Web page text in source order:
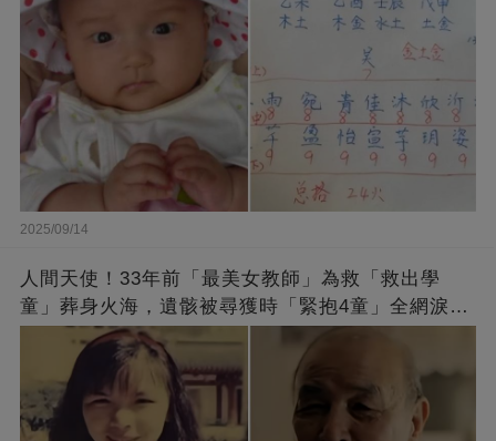
2025/09/14
人間天使！33年前「最美女教師」為救「救出學
童」葬身火海，遺骸被尋獲時「緊抱4童」全網淚
崩：真正的英雄不該被遺忘